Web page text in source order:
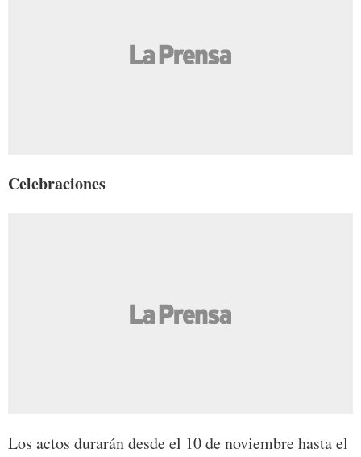
Celebraciones
Los actos durarán desde el 10 de noviembre hasta el